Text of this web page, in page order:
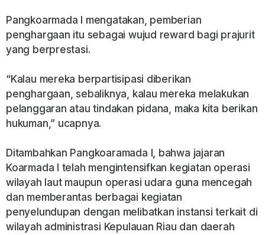
Pangkoarmada I mengatakan, pemberian
penghargaan itu sebagai wujud reward bagi prajurit
yang berprestasi.
“Kalau mereka berpartisipasi diberikan
penghargaan, sebaliknya, kalau mereka melakukan
pelanggaran atau tindakan pidana, maka kita berikan
hukuman,” ucapnya.
Ditambahkan Pangkoaramada I, bahwa jajaran
Koarmada I telah mengintensifkan kegiatan operasi
wilayah laut maupun operasi udara guna mencegah
dan memberantas berbagai kegiatan
penyelundupan dengan melibatkan instansi terkait di
wilayah administrasi Kepulauan Riau dan daerah